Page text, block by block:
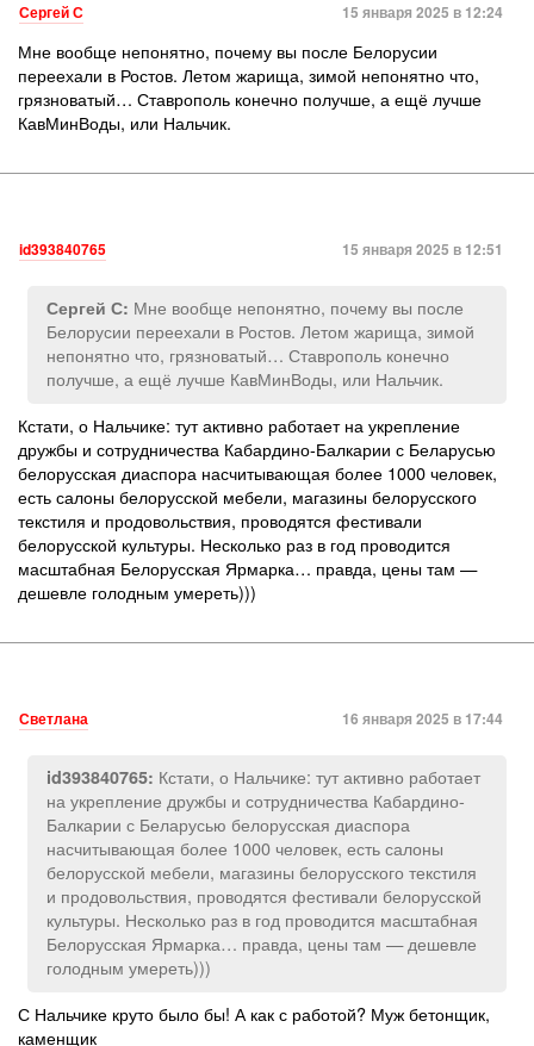
Сергей С 15 января 2025 в 12:24
Мне вообще непонятно, почему вы после Белорусии
переехали в Ростов. Летом жарища, зимой непонятно что,
грязноватый… Ставрополь конечно получше, а ещё лучше
КавМинВоды, или Нальчик.
id393840765 15 января 2025 в 12:51
Сергей С: Мне вообще непонятно, почему вы после
Белорусии переехали в Ростов. Летом жарища, зимой
непонятно что, грязноватый… Ставрополь конечно
получше, а ещё лучше КавМинВоды, или Нальчик.
Кстати, о Нальчике: тут активно работает на укрепление
дружбы и сотрудничества Кабардино-Балкарии с Беларусью
белорусская диаспора насчитывающая более 1000 человек,
есть салоны белорусской мебели, магазины белорусского
текстиля и продовольствия, проводятся фестивали
белорусской культуры. Несколько раз в год проводится
масштабная Белорусская Ярмарка… правда, цены там —
дешевле голодным умереть)))
Светлана 16 января 2025 в 17:44
id393840765: Кстати, о Нальчике: тут активно работает
на укрепление дружбы и сотрудничества Кабардино-
Балкарии с Беларусью белорусская диаспора
насчитывающая более 1000 человек, есть салоны
белорусской мебели, магазины белорусского текстиля
и продовольствия, проводятся фестивали белорусской
культуры. Несколько раз в год проводится масштабная
Белорусская Ярмарка… правда, цены там — дешевле
голодным умереть)))
С Нальчике круто было бы! А как с работой? Муж бетонщик,
каменщик